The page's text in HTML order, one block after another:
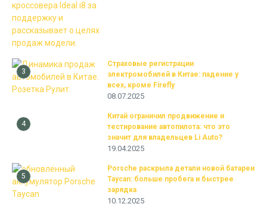
3
Страховые регистрации
электромобилей в Китае: падение у
всех, кроме Firefly
08.07.2025
4
Китай ограничил продвижение и
тестирование автопилота: что это
значит для владельцев Li Auto?
19.04.2025
5
Porsche раскрыла детали новой батареи
Taycan: больше пробега и быстрее
зарядка
10.12.2025